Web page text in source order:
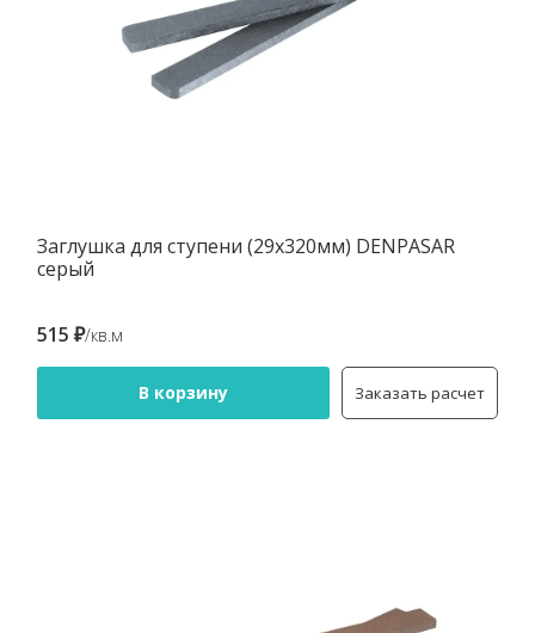
Заглушка для ступени (29х320мм) DENPASAR
серый
515 ₽/кв.м
В корзину Заказать расчет